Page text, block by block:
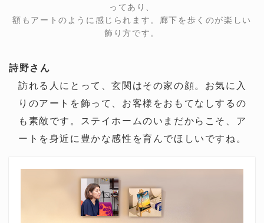
ってあり、
額もアートのように感じられます。廊下を歩くのが楽しい
飾り方です。
詩野さん
訪れる人にとって、玄関はその家の顔。お気に入
りのアートを飾って、お客様をおもてなしするの
も素敵です。ステイホームのいまだからこそ、ア
ートを身近に豊かな感性を育んでほしいですね。